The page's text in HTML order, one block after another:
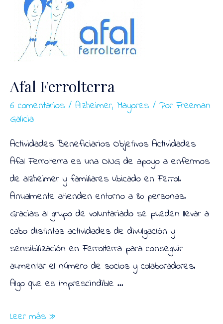
Afal Ferrolterra
6 comentarios / Alzheimer, Mayores / Por Freeman
Galicia
Actividades Beneficiarios Objetivos Actividades
Afal Ferrolterra es una ONG de apoyo a enfermos
de alzheimer y familiares ubicado en Ferrol.
Anualmente atienden entorno a 80 personas.
Gracias al grupo de voluntariado se pueden llevar a
cabo distintas actividades de divulgación y
sensibilización en Ferrolterra para conseguir
aumentar el número de socios y colaboradores.
Algo que es imprescindible …
Afal
Leer más »